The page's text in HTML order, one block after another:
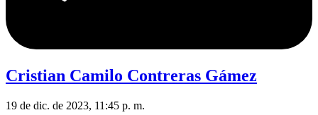
Cristian Camilo Contreras Gámez
19 de dic. de 2023, 11:45 p. m.